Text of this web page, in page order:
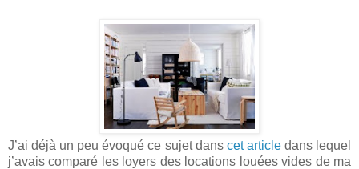
J’ai déjà un peu évoqué ce sujet dans cet articledans lequel
j’avais comparé les loyers des locations louées vides de ma